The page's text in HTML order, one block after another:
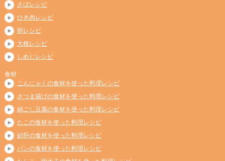
さばレシピ
ひき肉レシピ
卵レシピ
大根レシピ
しめじレシピ
食材
こんにゃくの食材を使った料理レシピ
さつま揚げの食材を使った料理レシピ
絹ごし豆腐の食材を使った料理レシピ
たこの食材を使った料理レシピ
砂肝の食材を使った料理レシピ
パンの食材を使った料理レシピ